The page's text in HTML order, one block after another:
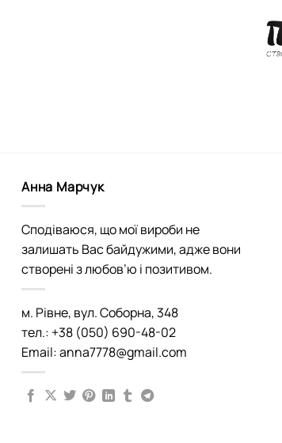
Анна Марчук
Сподіваюся, що мої вироби не
залишать Вас байдужими, адже вони
створені з любов’ю і позитивом.
м. Рівне, вул. Соборна, 348
тел.: +38 (050) 690-48-02
Email: anna7778@gmail.com